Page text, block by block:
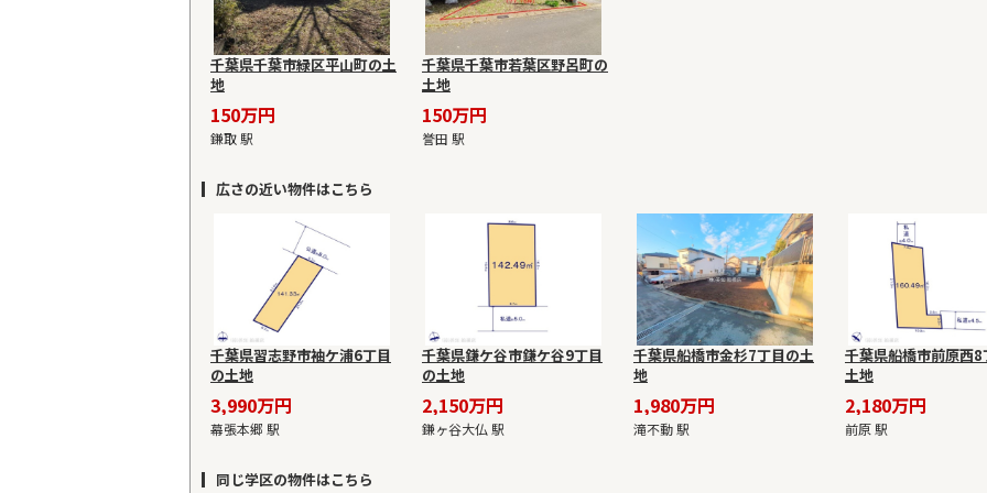
千葉県千葉市緑区平山町の土
地
150万円
鎌取 駅
千葉県千葉市若葉区野呂町の
土地
150万円
誉田 駅
広さの近い物件はこちら
千葉県習志野市袖ケ浦6丁目
の土地
3,990万円
幕張本郷 駅
千葉県鎌ケ谷市鎌ケ谷9丁目
の土地
2,150万円
鎌ヶ谷大仏 駅
千葉県船橋市金杉7丁目の土
地
1,980万円
滝不動 駅
千葉県船橋市前原西8
土地
2,180万円
前原 駅
同じ学区の物件はこちら